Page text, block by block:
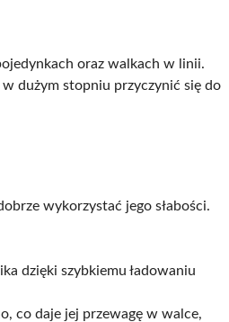
oraz walkach w linii.
dużym stopniu przyczynić się do
wykorzystać jego słabości.
dzięki szybkiemu ładowaniu
co daje jej przewagę w walce,